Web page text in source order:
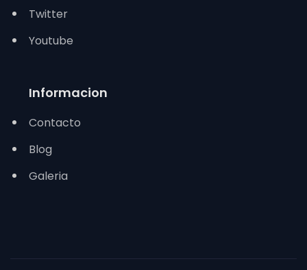
Twitter
Youtube
Informacion
Contacto
Blog
Galeria